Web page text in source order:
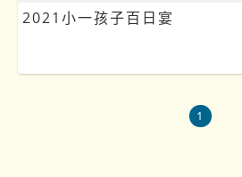
2021小一孩子百日宴
1